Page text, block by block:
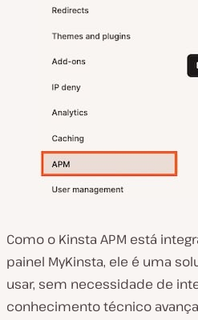
Como o Kinsta APM está
painel MyKinsta, ele é uma
usar, sem necessidade de
conhecimento técnico